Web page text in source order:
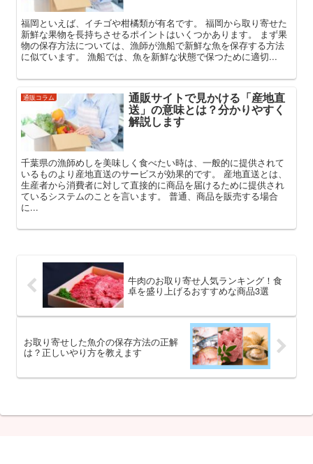
福岡といえば、イチゴや柑橘類が有名です。 福岡から取り寄せた
新鮮な果物を長持ちさせるポイントはいくつかあります。 まず果
物の保存方法については、漁師が漁船で新鮮な魚を保存する方法
に似ています。 漁船では、魚を新鮮な状態で保つために適切...
通販コラム 通販サイトで見かける「産地直
送」の意味とは？分かりやすく
解説します
千葉県の漁師めしを美味しく食べたい時は、一般的に提供されて
いるものより産地直送のサービスが効果的です。 産地直送とは、
生産者から消費者に対して直接的に商品を届けるために提供され
ているシステムのことを言います。 普通、商品を販売する場合
に...
牛肉のお取り寄せ人気ランキング！食
卓を盛り上げるおすすめな商品3選
お取り寄せした魚介の保存方法の正解
は？正しいやり方を教えます